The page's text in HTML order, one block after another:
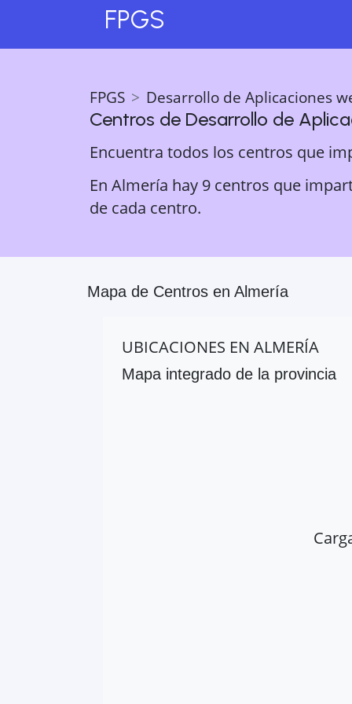
FPGS
FPGS Desarrollo de Aplicaciones
Centros de Desarrollo de
Encuentra todos los centros que
En Almería hay 9 centros que
de cada centro.
Mapa de Centros en Almería
UBICACIONES EN ALMERÍA
Mapa integrado de la provincia